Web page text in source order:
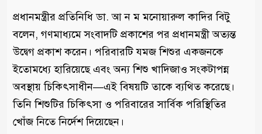
প্রধানমন্ত্রীর প্রতিনিধি ডা. আ ন ম মনোয়ারুল কাদির বিটু
বলেন, গণমাধ্যমে সংবাদটি প্রকাশের পর প্রধানমন্ত্রী অত্যন্ত
উদ্বেগ প্রকাশ করেন। পরিবারটি যমজ শিশুর একজনকে
ইতোমধ্যে হারিয়েছে এবং অন্য শিশু খাদিজাও সংকটাপন্ন
অবস্থায় চিকিৎসাধীন—এই বিষয়টি তাকে ব্যথিত করেছে।
তিনি শিশুটির চিকিৎসা ও পরিবারের সার্বিক পরিস্থিতির
খোঁজ নিতে নির্দেশ দিয়েছেন।